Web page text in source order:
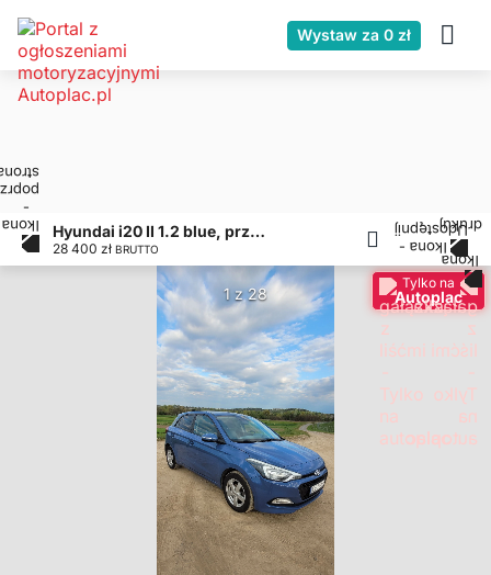
Wystaw za 0 zł
Hyundai i20 II 1.2 blue, przebieg 122800
28 400 zł BRUTTO
1 z 28
Tylko na
Autoplac